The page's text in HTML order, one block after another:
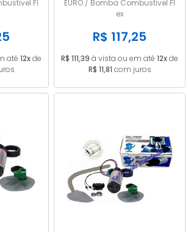
Fl
até 12xde
Prisma Vectra FLEX
EURO / Bomba Combustivel Fl
ex
R$ 117,25
R$ 111,39 à vista ou em até 12xde
R$ 11,81 com juros